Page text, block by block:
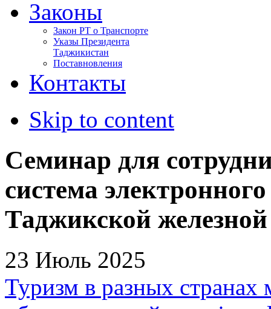
Законы
Закон РТ о Транспорте
Указы Президента
Таджикистан
Поставновления
Контакты
Skip to content
Семинар для
система
Таджикской железной
23 Июль 2025
Туризм в разных странах